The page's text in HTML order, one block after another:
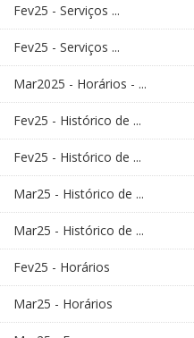
Fev25 - Serviços ...
Fev25 - Serviços ...
Mar2025 - Horários - ...
Fev25 - Histórico de ...
Fev25 - Histórico de ...
Mar25 - Histórico de ...
Mar25 - Histórico de ...
Fev25 - Horários
Mar25 - Horários